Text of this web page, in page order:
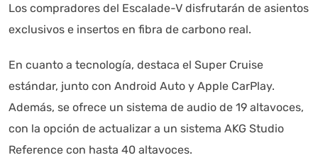
Los compradores del Escalade-V disfrutarán de asientos
exclusivos e insertos en fibra de carbono real.
En cuanto a tecnología, destaca el Super Cruise
estándar, junto con Android Auto y Apple CarPlay.
Además, se ofrece un sistema de audio de 19 altavoces,
con la opción de actualizar a un sistema AKG Studio
Reference con hasta 40 altavoces.